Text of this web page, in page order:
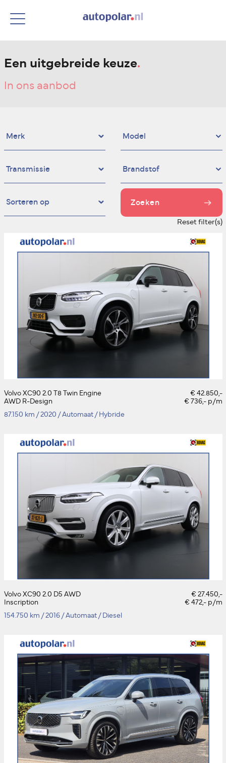
Een uitgebreide keuze.
In ons aanbod
Zoeken
Reset filter(s)
Volvo XC90 2.0 T8 Twin Engine
AWD R-Design
€ 42.850,-
€ 736,- p/m
87.150 km /2020 /Automaat /Hybride
Volvo XC90 2.0 D5 AWD
Inscription
€ 27.450,-
€ 472,- p/m
154.750 km /2016 /Automaat /Diesel